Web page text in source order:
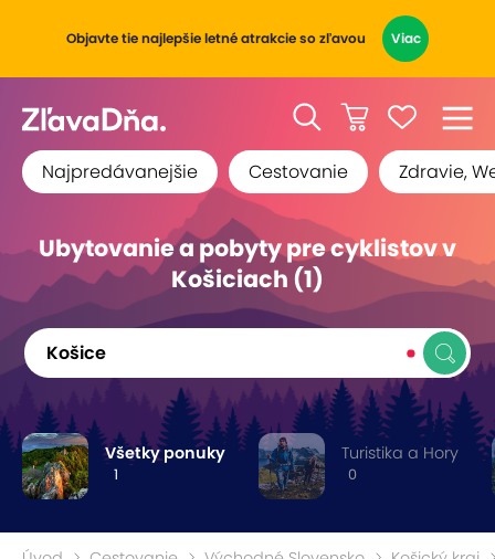
Objavte tie najlepšie letné atrakcie so zľavou Viac
Najpredávanejšie Cestovanie Zdravie,
Ubytovanie a pobyty pre cyklistov v
Košiciach (1)
Košice
1
Všetky ponuky
0
Turistika a Hory